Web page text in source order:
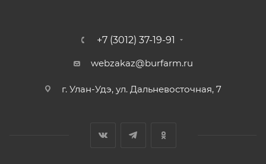
+7 (3012) 37-19-91
webzakaz@burfarm.ru
г. Улан-Удэ, ул. Дальневосточная, 7